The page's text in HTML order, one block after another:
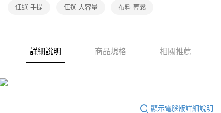
任選 手提 任選 大容量 布料 輕鬆
詳細說明 商品規格 相關推薦
顯示電腦版詳細說明